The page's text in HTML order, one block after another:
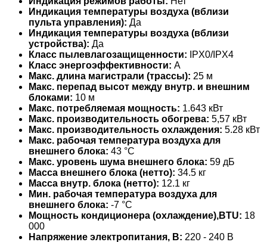
Индикация температуры воздуха (вблизи
пульта управления): Да
Индикация температуры воздуха (вблизи
устройства): Да
Класс пылевлагозащищенности: IPX0/IPX4
Класс энергоэффективности: A
Макс. длина магистрали (трассы): 25 м
Макс. перепад высот между внутр. и внешним
блоками: 10 м
Макс. потребляемая мощность: 1.643 кВт
Макс. производительность обогрева: 5,57 кВт
Макс. производительность охлаждения: 5.28 кВт
Макс. рабочая температура воздуха для
внешнего блока: 43 °С
Макс. уровень шума внешнего блока: 59 дБ
Масса внешнего блока (нетто): 34.5 кг
Масса внутр. блока (нетто): 12.1 кг
Мин. рабочая температура воздуха для
внешнего блока: -7 °С
Мощность кондиционера (охлаждение),BTU: 18
000
Напряжение электропитания, В: 220 - 240 В